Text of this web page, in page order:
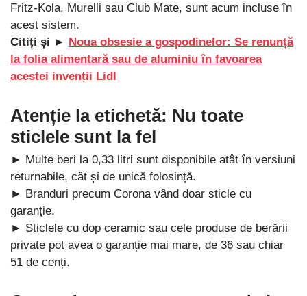
Fritz-Kola, Murelli sau Club Mate, sunt acum incluse în
acest sistem.
Citiți și ►
Noua obsesie a gospodinelor: Se renunță
la folia alimentară sau de aluminiu în favoarea
acestei invenții Lidl
Atenție la etichetă: Nu toate
sticlele sunt la fel
► Multe beri la 0,33 litri sunt disponibile atât în versiuni
returnabile, cât și de unică folosință.
► Branduri precum Corona vând doar sticle cu
garanție.
► Sticlele cu dop ceramic sau cele produse de berării
private pot avea o garanție mai mare, de 36 sau chiar
51 de cenți.